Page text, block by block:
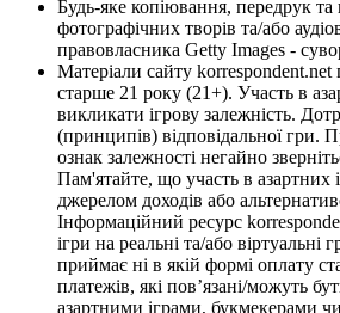
Будь-яке копіювання, передрук та
фотографічних творів та/або
правовласника Getty Images -
Матеріали сайту korrespondent.net
старше 21 року (21+). Участь в
викликати ігрову залежність.
(принципів) відповідальної гри.
ознак залежності негайно
Пам'ятайте, що участь в азартних
джерелом доходів або
Інформаційний ресурс
ігри на реальні та/або віртуальні
приймає ні в якій формі оплату
платежів, які пов’язані/можуть
азартними іграми, букмекерами